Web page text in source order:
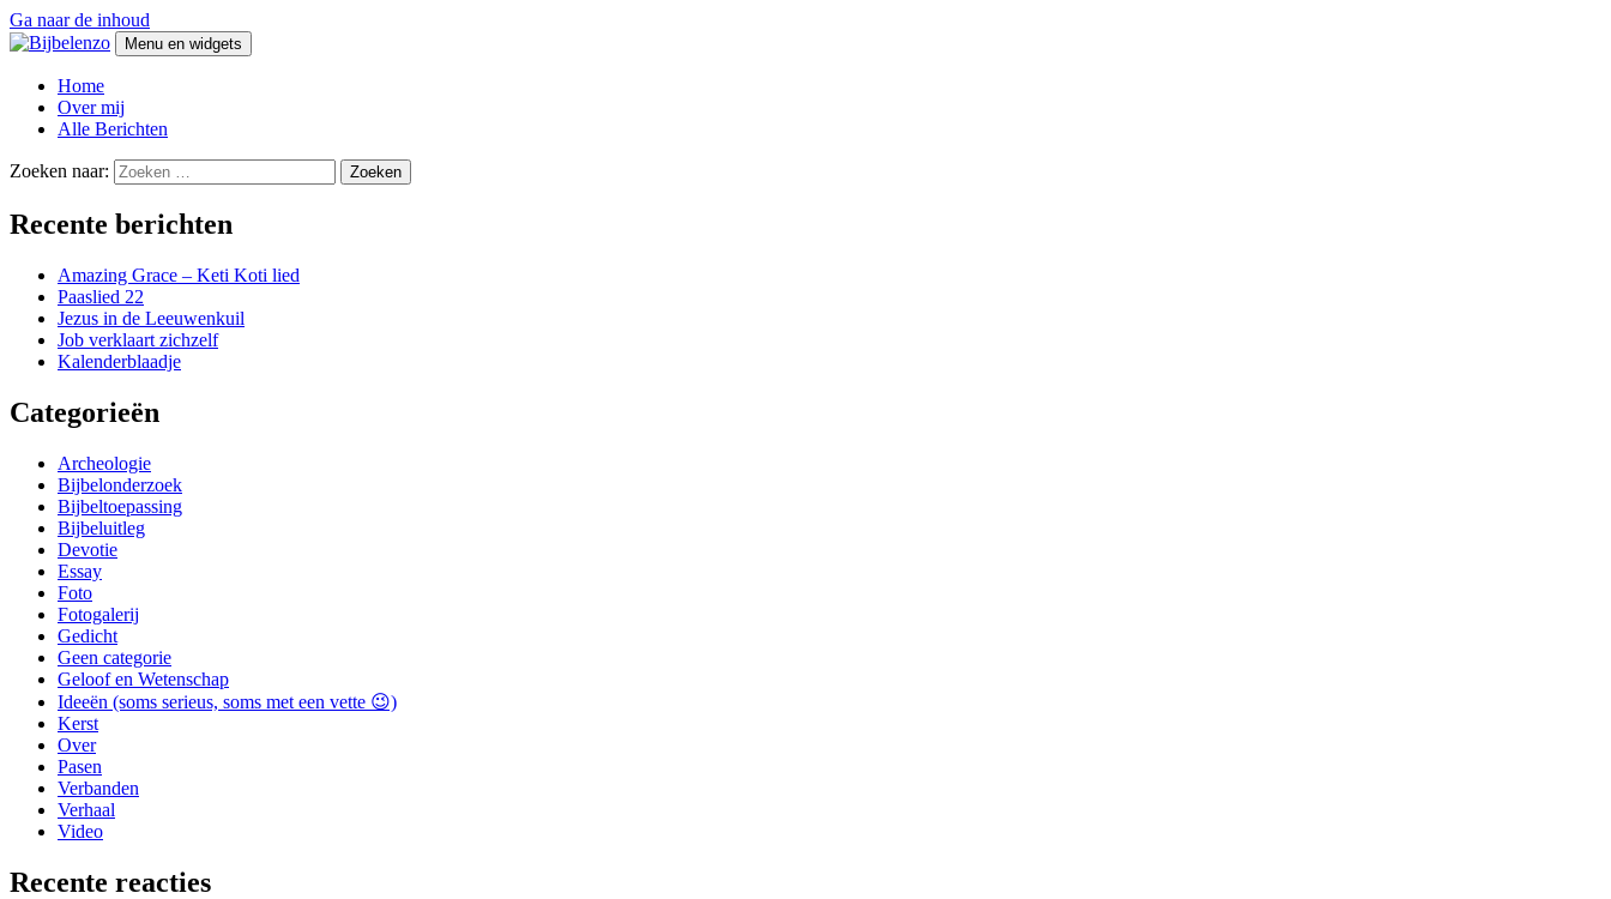
Ga naar de inhoud
Bijbelenzo
Over de Bijbel en zo
Menu en widgets
Home
Over mij
Alle Berichten
Zoeken naar:
Recente berichten
Amazing Grace – Keti Koti lied
Paaslied 22
Jezus in de Leeuwenkuil
Job verklaart zichzelf
Kalenderblaadje
Categorieën
Archeologie
Bijbelonderzoek
Bijbeltoepassing
Bijbeluitleg
Devotie
Essay
Foto
Fotogalerij
Gedicht
Geen categorie
Geloof en Wetenschap
Ideeën (soms serieus, soms met een vette 😉)
Kerst
Over
Pasen
Verbanden
Verhaal
Video
Recente reacties